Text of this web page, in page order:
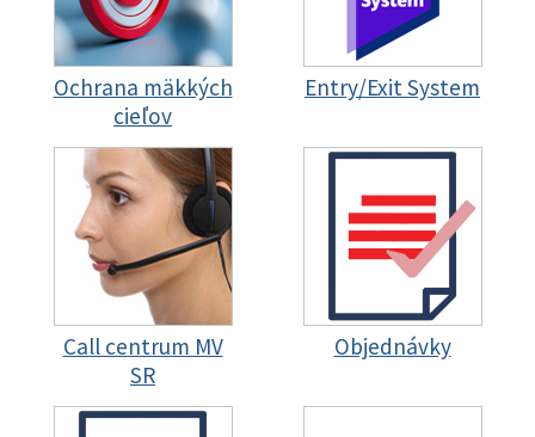
Ochrana mäkkých
cieľov
Entry/Exit System
Call centrum MV
SR
Objednávky